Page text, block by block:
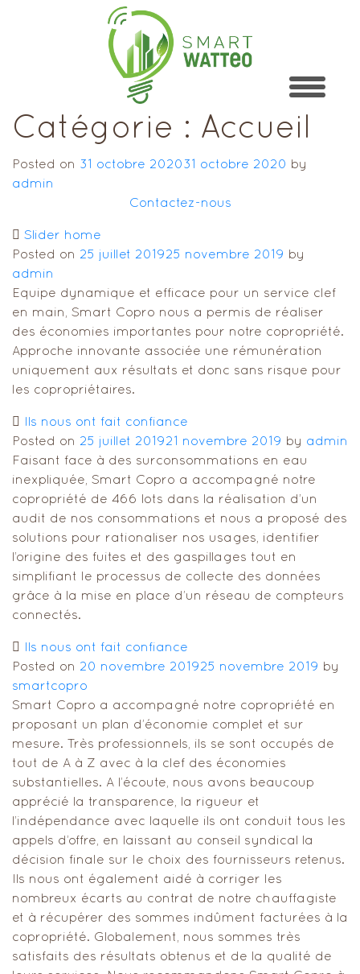
Catégorie : Accueil
Posted on 31 octobre 2020 31 octobre 2020 by
admin
Contactez-nous
Slider home
Posted on 25 juillet 2019 25 novembre 2019 by
admin
Equipe dynamique et efficace pour un service clef
en main, Smart Copro nous a permis de réaliser
des économies importantes pour notre copropriété.
Approche innovante associée une rémunération
uniquement aux résultats et donc sans risque pour
les copropriétaires.
Ils nous ont fait confiance
Posted on 25 juillet 2019 21 novembre 2019 by admin
Faisant face à des surconsommations en eau
inexpliquée, Smart Copro a accompagné notre
copropriété de 466 lots dans la réalisation d’un
audit de nos consommations et nous a proposé des
solutions pour rationaliser nos usages, identifier
l’origine des fuites et des gaspillages tout en
simplifiant le processus de collecte des données
grâce à la mise en place d’un réseau de compteurs
connectés.
Ils nous ont fait confiance
Posted on 20 novembre 2019 25 novembre 2019 by
smartcopro
Smart Copro a accompagné notre copropriété en
proposant un plan d’économie complet et sur
mesure. Très professionnels, ils se sont occupés de
tout de A à Z avec à la clef des économies
substantielles. A l’écoute, nous avons beaucoup
apprécié la transparence, la rigueur et
l’indépendance avec laquelle ils ont conduit tous les
appels d’offre, en laissant au conseil syndical la
décision finale sur le choix des fournisseurs retenus.
Ils nous ont également aidé à corriger les
nombreux écarts au contrat de notre chauffagiste
et à récupérer des sommes indûment facturées à la
copropriété. Globalement, n ous sommes très
satisfaits des résultats obtenus et de la qualité de